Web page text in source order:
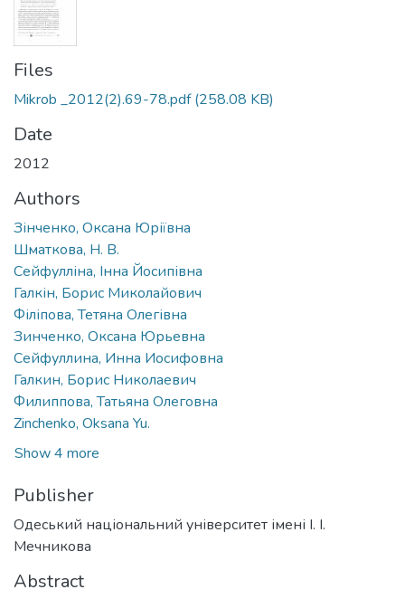
Files
Mikrob _2012(2).69-78.pdf(258.08 KB)
Date
2012
Authors
Зінченко, Оксана Юріївна
Шматкова, Н. В.
Сейфулліна, Інна Йосипівна
Галкін, Борис Миколайович
Філіпова, Тетяна Олегівна
Зинченко, Оксана Юрьевна
Сейфуллина, Инна Иосифовна
Галкин, Борис Николаевич
Филиппова, Татьяна Олеговна
Zinchenko, Oksana Yu.
Show 4 more
Publisher
Одеський національний університет імені І. І.
Мечникова
Abstract